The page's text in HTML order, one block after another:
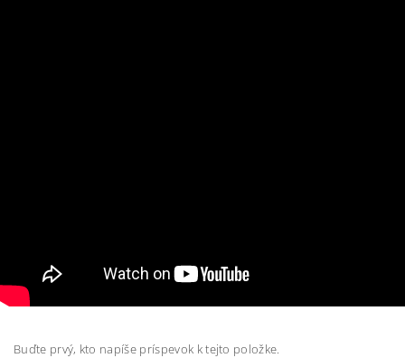
Buďte prvý, kto napíše príspevok k tejto položke.